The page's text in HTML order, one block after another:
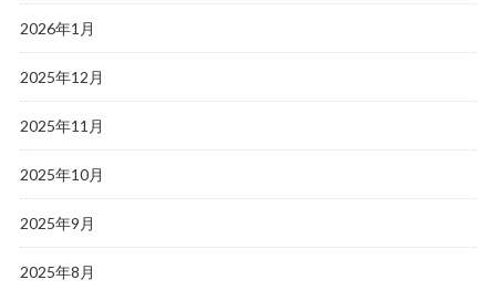
2026年1月
2025年12月
2025年11月
2025年10月
2025年9月
2025年8月